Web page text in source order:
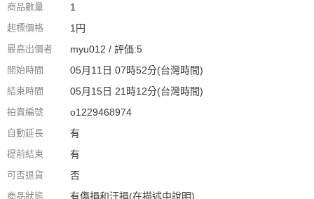
商品數量 1
起標價格 1円
最高出價者 myu012 / 評価:5
開始時間 05月11日 07時52分(台灣時間)
結束時間 05月15日 21時12分(台灣時間)
拍賣編號 o1229468974
自動延長 有
提前結束 有
可否退貨 否
商品狀態 有傷損和汙損(在描述中說明)